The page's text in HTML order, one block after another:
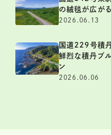
の絨毯が広が
2026.06.13
国道229号積丹
鮮烈な積丹ブ
ン
2026.06.06